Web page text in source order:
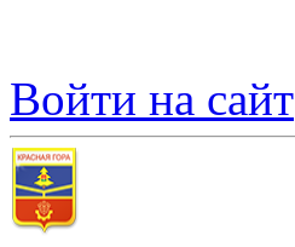
Войти на сайт